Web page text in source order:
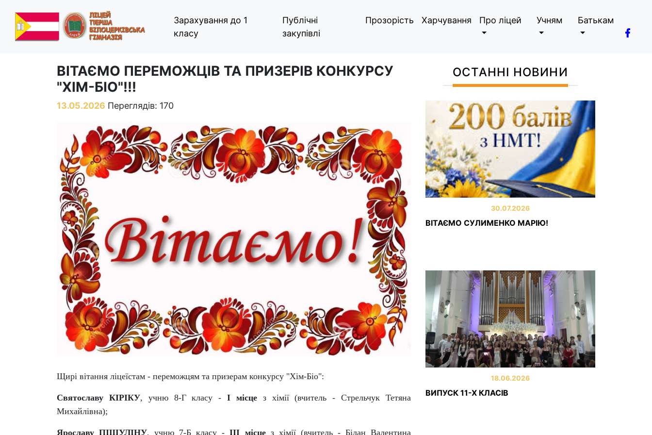
Зарахування до 1
класу
Публічні
закупівлі
Прозорість Харчування Про ліцей Учням Батькам
ВІТАЄМО ПЕРЕМОЖЦІВ ТА ПРИЗЕРІВ КОНКУРСУ
"ХІМ-БІО"!!!
13.05.2026 Переглядів: 170
Щирі вітання ліцеїстам - переможцям та призерам конкурсу "Хім-Біо":
Святославу КІРІКУ, учню 8-Г класу -І місцез хімії (вчитель - Стрельчук Тетяна
Михайлівна);
Ярославу ПІЩУЛІНУ, учню 7-Б класу -ІII місцез хімії (вчитель - Білан Валентина
ОСТАННІ НОВИНИ
30.07.2026
ВІТАЄМО СУЛИМЕНКО МАРІЮ!
18.06.2026
ВИПУСК 11-Х КЛАСІВ